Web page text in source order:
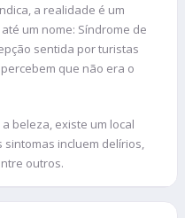
a realidade é um
um nome: Síndrome de
sentida por turistas
que não era o
beleza, existe um local
sintomas incluem delírios,
outros.